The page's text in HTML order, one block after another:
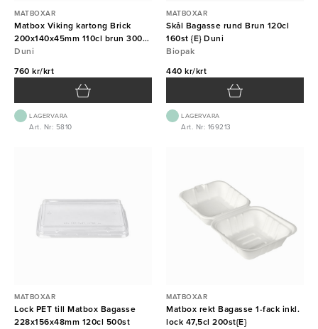
MATBOXAR
Matbox Viking kartong Brick
200x140x45mm 110cl brun 300st
Duni FSC
Duni
760 kr/krt
LAGERVARA
Art. Nr: 5810
MATBOXAR
Skål Bagasse rund Brun 120cl
160st {E} Duni
Biopak
440 kr/krt
LAGERVARA
Art. Nr: 169213
MATBOXAR
Lock PET till Matbox Bagasse
228x156x48mm 120cl 500st
MATBOXAR
Matbox rekt Bagasse 1-fack inkl.
lock 47,5cl 200st{E}